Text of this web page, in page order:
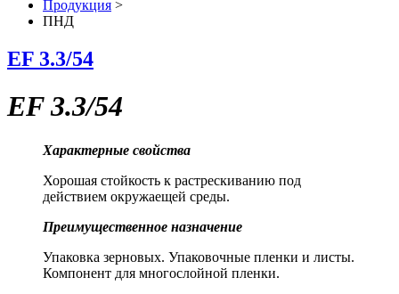
Продукция >
ПНД
EF 3.3/54
EF 3.3/54
Характерные свойства
Хорошая стойкость к растрескиванию под
действием окружаещей среды.
Преимущественное назначение
Упаковка зерновых. Упаковочные пленки и листы.
Компонент для многослойной пленки.